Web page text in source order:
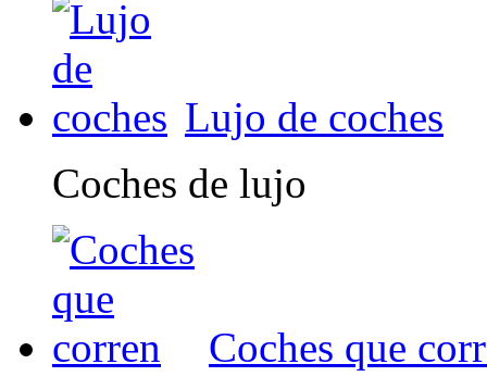
Lujo de coches
Coches de lujo
Coches que